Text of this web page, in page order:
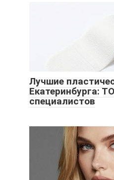
Лучшие
Екатеринбурга:
специалистов